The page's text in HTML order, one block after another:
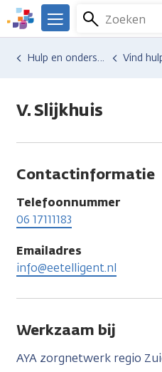
Overslaan
en
naar
We
er
Kanker.nl
Zoeken
Menu
Hulp en ondersteuning Vind
V. Slijkhuis
Contactinformatie
Telefoonnummer
06 17111183
Emailadres
info@eetelligent.nl
Werkzaam bij
AYA zorgnetwerk regio